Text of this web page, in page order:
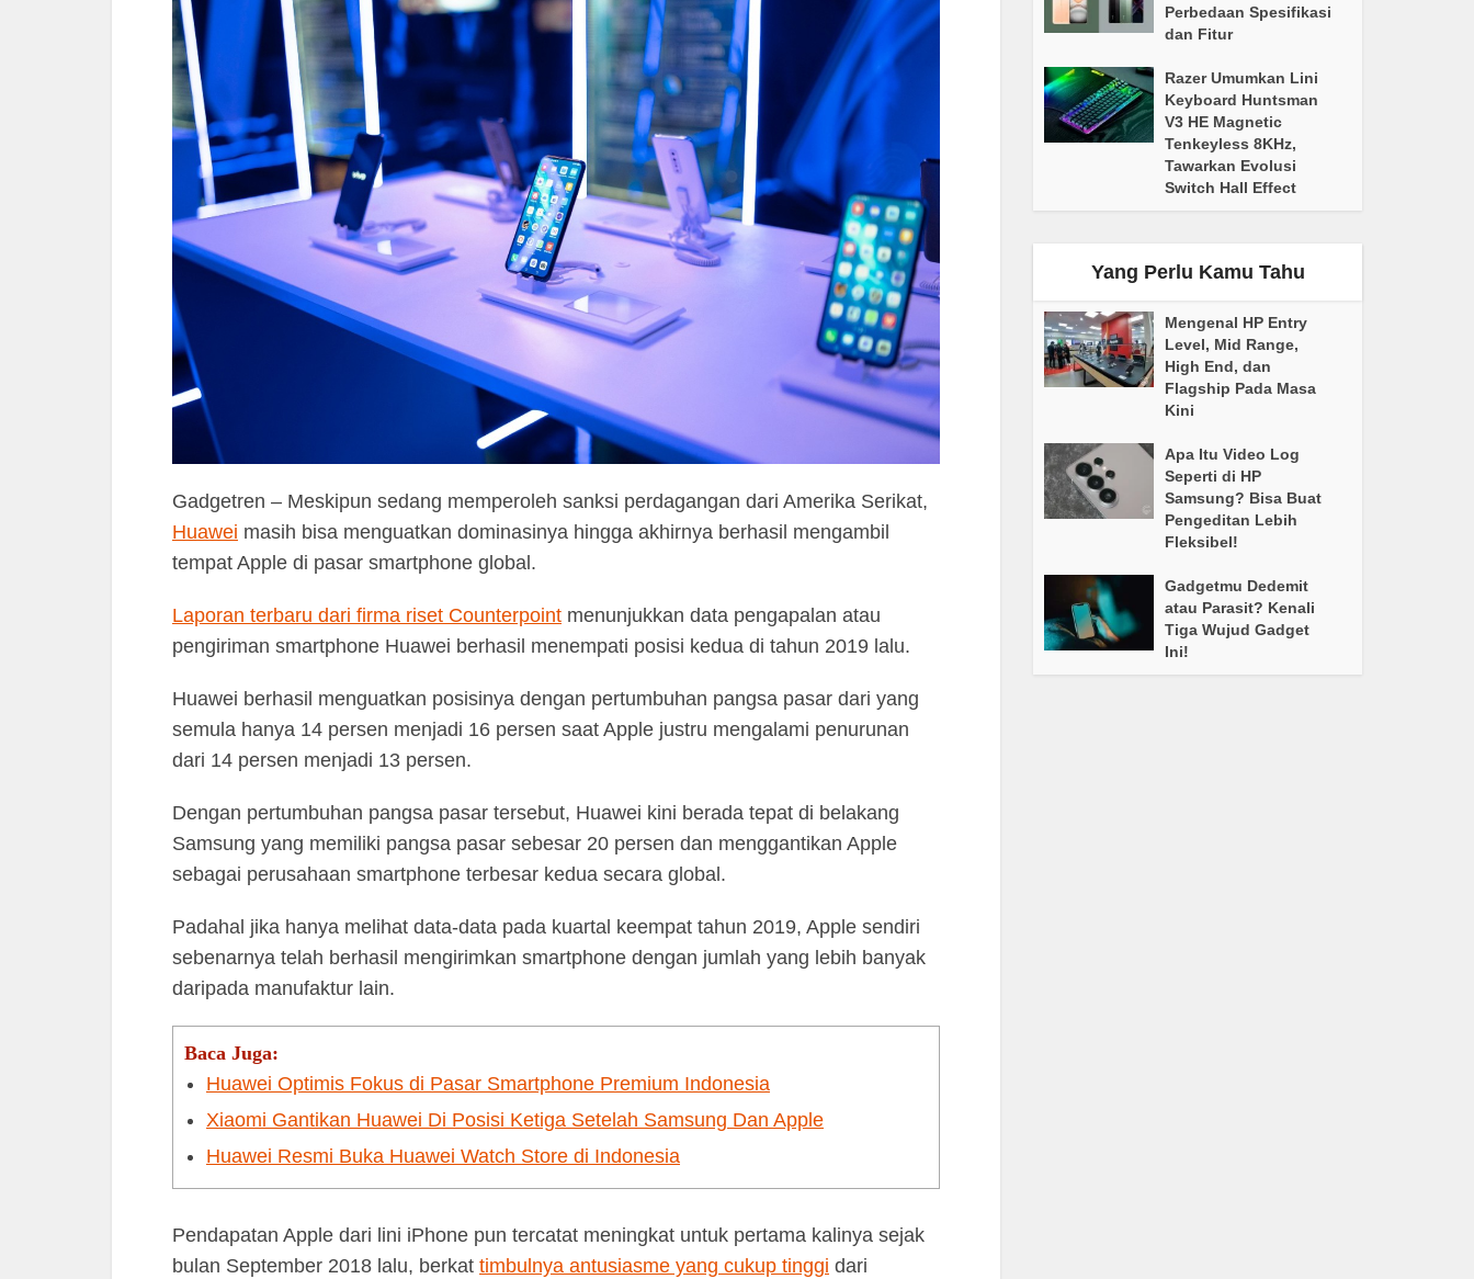
Gadgetren – Meskipun sedang memperoleh sanksi perdagangan dari Amerika Serikat,
Huawei masih bisa menguatkan dominasinya hingga akhirnya berhasil mengambil
tempat Apple di pasar smartphone global.
Laporan terbaru dari firma riset Counterpoint menunjukkan data pengapalan atau
pengiriman smartphone Huawei berhasil menempati posisi kedua di tahun 2019 lalu.
Huawei berhasil menguatkan posisinya dengan pertumbuhan pangsa pasar dari yang
semula hanya 14 persen menjadi 16 persen saat Apple justru mengalami penurunan
dari 14 persen menjadi 13 persen.
Dengan pertumbuhan pangsa pasar tersebut, Huawei kini berada tepat di belakang
Samsung yang memiliki pangsa pasar sebesar 20 persen dan menggantikan Apple
sebagai perusahaan smartphone terbesar kedua secara global.
Padahal jika hanya melihat data-data pada kuartal keempat tahun 2019, Apple sendiri
sebenarnya telah berhasil mengirimkan smartphone dengan jumlah yang lebih banyak
daripada manufaktur lain.
Baca Juga:
Huawei Optimis Fokus di Pasar Smartphone Premium Indonesia
Xiaomi Gantikan Huawei Di Posisi Ketiga Setelah Samsung Dan Apple
Huawei Resmi Buka Huawei Watch Store di Indonesia
Pendapatan Apple dari lini iPhone pun tercatat meningkat untuk pertama kalinya sejak
bulan September 2018 lalu, berkat timbulnya antusiasme yang cukup tinggi dari
Perbedaan Spesifikasi
dan Fitur
Razer Umumkan Lini
Keyboard Huntsman
V3 HE Magnetic
Tenkeyless 8KHz,
Tawarkan Evolusi
Switch Hall Effect
Yang Perlu Kamu Tahu
Mengenal HP Entry
Level, Mid Range,
High End, dan
Flagship Pada Masa
Kini
Apa Itu Video Log
Seperti di HP
Samsung? Bisa Buat
Pengeditan Lebih
Fleksibel!
Gadgetmu Dedemit
atau Parasit? Kenali
Tiga Wujud Gadget
Ini!